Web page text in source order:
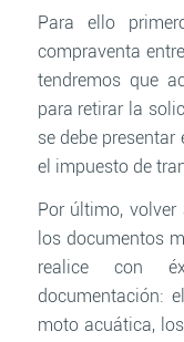
Para ello
compraventa
tendremos que
para retirar la
se debe
el impuesto de
Por último, volver
los documentos
realice con
documentación:
moto acuática,